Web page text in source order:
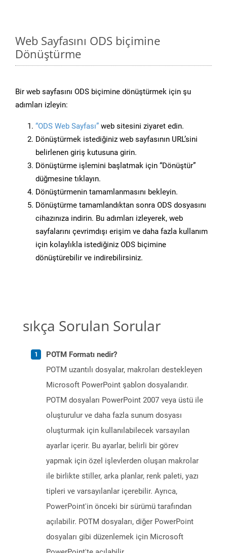
Web Sayfasını ODS biçimine
Dönüştürme
Bir web sayfasını ODS biçimine dönüştürmek için şu
adımları izleyin:
“ODS Web Sayfası” web sitesini ziyaret edin.
Dönüştürmek istediğiniz web sayfasının URL’sini
belirlenen giriş kutusuna girin.
Dönüştürme işlemini başlatmak için “Dönüştür”
düğmesine tıklayın.
Dönüştürmenin tamamlanmasını bekleyin.
Dönüştürme tamamlandıktan sonra ODS dosyasını
cihazınıza indirin. Bu adımları izleyerek, web
sayfalarını çevrimdışı erişim ve daha fazla kullanım
için kolaylıkla istediğiniz ODS biçimine
dönüştürebilir ve indirebilirsiniz.
sıkça Sorulan Sorular
POTM Formatı nedir?
POTM uzantılı dosyalar, makroları destekleyen
Microsoft PowerPoint şablon dosyalarıdır.
POTM dosyaları PowerPoint 2007 veya üstü ile
oluşturulur ve daha fazla sunum dosyası
oluşturmak için kullanılabilecek varsayılan
ayarlar içerir. Bu ayarlar, belirli bir görev
yapmak için özel işlevlerden oluşan makrolar
ile birlikte stiller, arka planlar, renk paleti, yazı
tipleri ve varsayılanlar içerebilir. Ayrıca,
PowerPoint'in önceki bir sürümü tarafından
açılabilir. POTM dosyaları, diğer PowerPoint
dosyaları gibi düzenlemek için Microsoft